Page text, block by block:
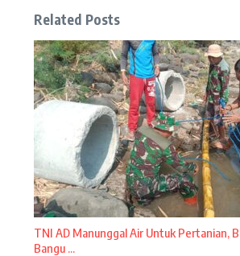
Related Posts
TNI AD Manunggal Air Untuk Pertanian,
Bangu ...